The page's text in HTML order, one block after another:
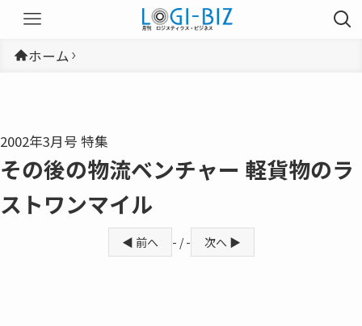
ホーム
2002年3月号 特集
その後の物流ベンチャー 軽貨物のラ
ストワンマイル
◀ 前へ - / - 次へ ▶